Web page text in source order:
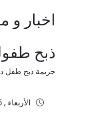
اخبار و
ذبح
جريمة ذبح طفل
الأربعاء , 06 أغسطس 2025 / 12:54 م